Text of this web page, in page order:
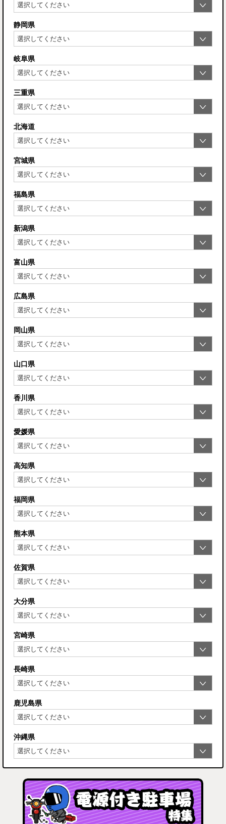
静岡県
岐阜県
三重県
北海道
宮城県
福島県
新潟県
富山県
広島県
岡山県
山口県
香川県
愛媛県
高知県
福岡県
熊本県
佐賀県
大分県
宮崎県
長崎県
鹿児島県
沖縄県